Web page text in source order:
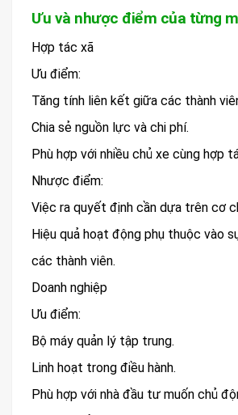
Ưu và nhược điểm của từng
Hợp tác xã
Ưu điểm:
Tăng tính liên kết giữa các thành
Chia sẻ nguồn lực và chi phí.
Phù hợp với nhiều chủ xe cùng hợp
Nhược điểm:
Việc ra quyết định cần dựa trên cơ
Hiệu quả hoạt động phụ thuộc vào
các thành viên.
Doanh nghiệp
Ưu điểm:
Bộ máy quản lý tập trung.
Linh hoạt trong điều hành.
Phù hợp với nhà đầu tư muốn chủ